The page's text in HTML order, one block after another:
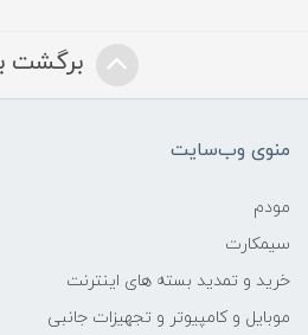
برگشت
منوی وب‌سایت
مودم
سیمکارت
خرید و تمدید بسته های اینترنت
موبایل و کامپیوتر و تجهیزات جانبی